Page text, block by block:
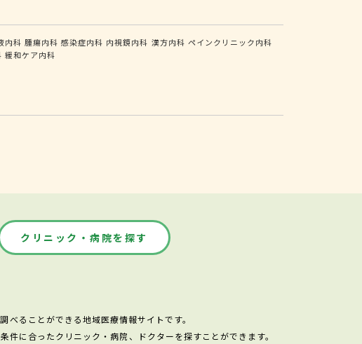
内科 腫瘍内科 感染症内科 内視鏡内科 漢方内科 ペインクリニック内科
緩和ケア内科
クリニック・病院を探す
ることができる地域医療情報サイトです。
に合ったクリニック・病院、ドクターを探すことができます。